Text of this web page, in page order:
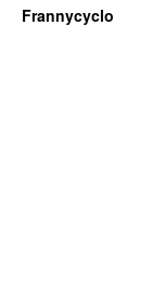
Frannycyclo